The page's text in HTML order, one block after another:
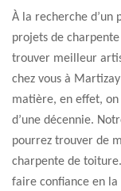
À la recherche d’un
projets de
trouver meilleur
chez vous à
matière, en effet, on
d’une décennie.
pourrez trouver de
charpente de
faire confiance en la